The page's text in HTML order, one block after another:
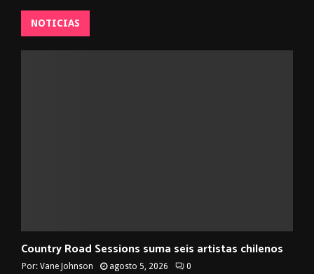
NOTICIAS
Country Road Sessions suma seis artistas chilenos
Por: Vane Johnson agosto 5, 2026 0